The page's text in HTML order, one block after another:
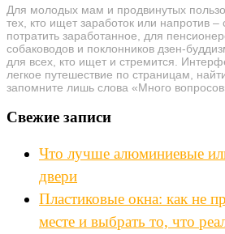
Для молодых мам и продвинутых
тех, кто ищет заработок или напротив –
потратить заработанное, для
собаководов и поклонников дзен-
для всех, кто ищет и стремится.
легкое путешествие по страницам,
запомните лишь слова «Много
Свежие записи
Что лучше алюминиевые
двери
Пластиковые окна: как не
месте и выбрать то, что